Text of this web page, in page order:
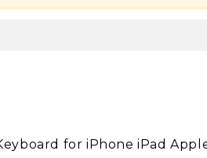
for iPhone iPad Apple